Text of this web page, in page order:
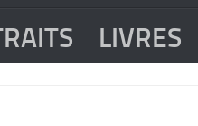
LIVRES